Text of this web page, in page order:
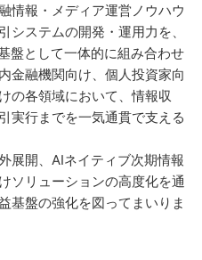
情報・メディア運営ノウハウ
システムの開発・運用力を、
盤として一体的に組み合わせ
金融機関向け、個人投資家向
の各領域において、情報収
実行までを一気通貫で支える
展開、AIネイティブ次期情報
ソリューションの高度化を通
基盤の強化を図ってまいりま